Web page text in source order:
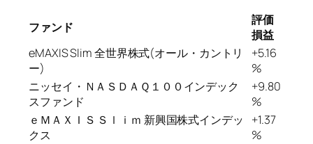
ファンド
評価
損益
eMAXIS Slim 全世界株式(オール・カントリ
ー)
+5.16
%
ニッセイ・ＮＡＳＤＡＱ１００インデック
スファンド
+9.80
%
ｅＭＡＸＩＳ Ｓｌｉｍ 新興国株式インデッ
クス
+1.37
%